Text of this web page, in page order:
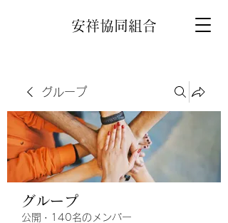
安祥協同組合
グループ
グループ
公開 · 140名のメンバー